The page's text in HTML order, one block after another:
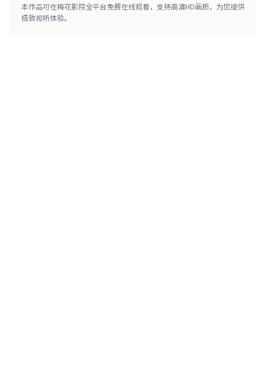
本作品可在梅花影院全平台免费在线观看，支持高清HD画质，为您提供
极致视听体验。